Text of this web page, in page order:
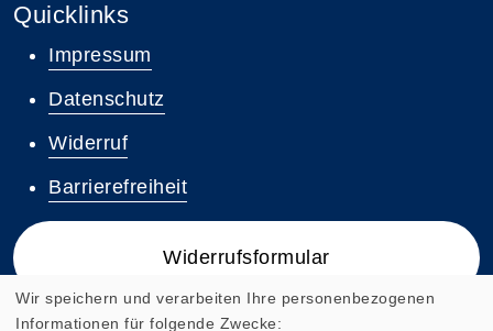
Quicklinks
Impressum
Datenschutz
Widerruf
Barrierefreiheit
Widerrufsformular
Wir speichern und verarbeiten Ihre personenbezogenen
Informationen für folgende Zwecke: